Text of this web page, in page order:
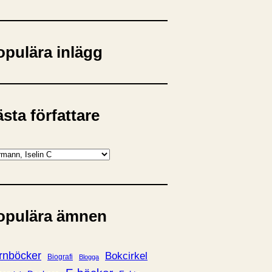
inlägg
författare
ämnen
Biografi Blogga Bokcirkel